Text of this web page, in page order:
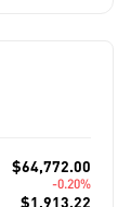
$64,772.00
-0.20%
$1,913.22